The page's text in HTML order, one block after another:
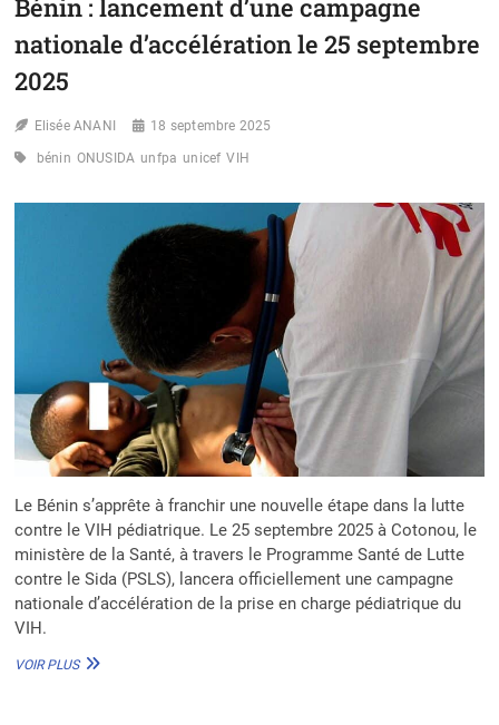
PÉDIATRIQUE
VIH
DIT
NON
D’INFECTIONS
Bénin : lancement d’une campagne
nationale d’accélération le 25 septembre
2025
Elisée ANANI 18 septembre 2025
bénin ONUSIDA unfpa unicef VIH
Le Bénin s’apprête à franchir une nouvelle étape dans la lutte
contre le VIH pédiatrique. Le 25 septembre 2025 à Cotonou, le
ministère de la Santé, à travers le Programme Santé de Lutte
contre le Sida (PSLS), lancera officiellement une campagne
nationale d’accélération de la prise en charge pédiatrique du
VIH.
VOIR PLUSPRISE